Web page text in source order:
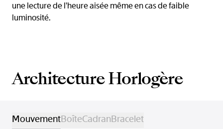
une lecture de l'heure aisée même en cas de faible
luminosité.
Architecture Horlogère
MouvementBoîteCadranBracelet